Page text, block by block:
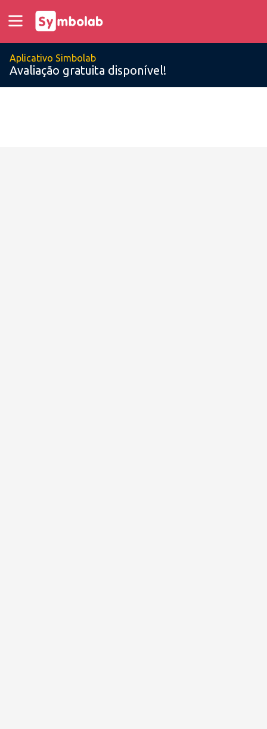
Aplicativo Simbolab
Avaliação gratuita disponível!